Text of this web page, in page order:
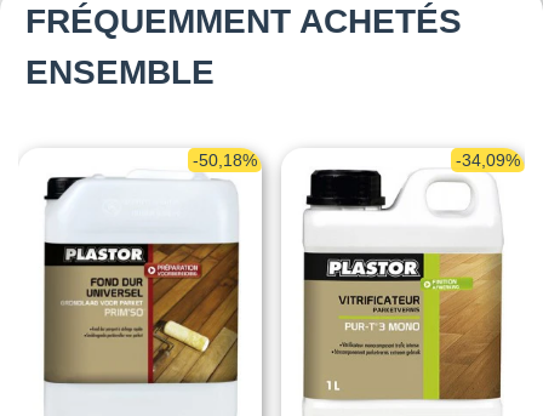
FRÉQUEMMENT ACHETÉS
ENSEMBLE
-50,18% -34,09%